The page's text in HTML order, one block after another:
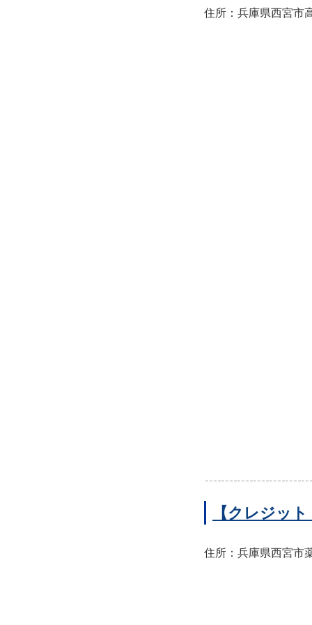
住所：兵庫県西宮市
【クレジッ
住所：兵庫県西宮市